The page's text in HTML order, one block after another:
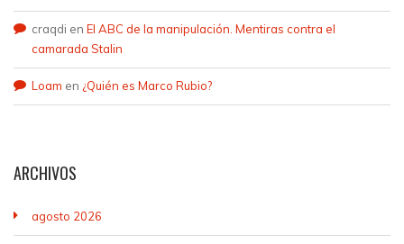
craqdi en El ABC de la manipulación. Mentiras contra el
camarada Stalin
Loam en ¿Quién es Marco Rubio?
ARCHIVOS
agosto 2026